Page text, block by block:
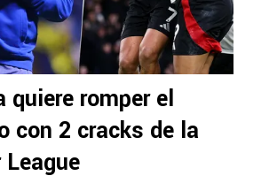
quiere romper el
con 2 cracks de la